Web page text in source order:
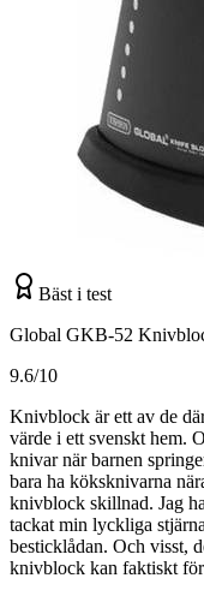
Bäst i test
Global GKB-52
9.6/10
Knivblock är ett av de
värde i ett svenskt hem.
knivar när barnen
bara ha köksknivarna
knivblock skillnad. Jag
tackat min lyckliga
besticklådan. Och visst,
knivblock kan faktiskt